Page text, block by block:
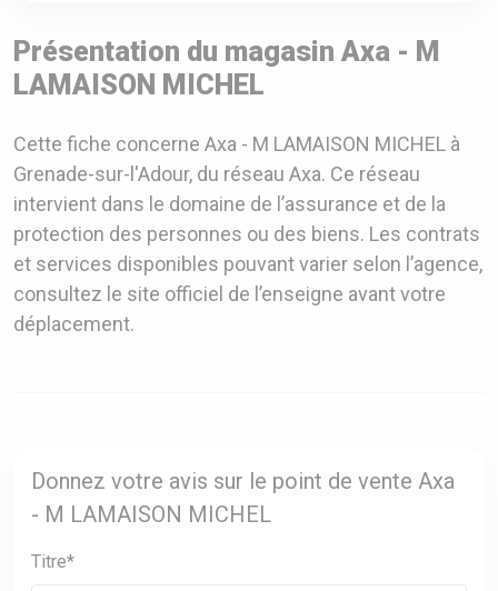
Présentation du magasin Axa - M
LAMAISON MICHEL
Cette fiche concerne Axa - M LAMAISON MICHEL à
Grenade-sur-l'Adour, du réseau Axa. Ce réseau
intervient dans le domaine de l’assurance et de la
protection des personnes ou des biens. Les contrats
et services disponibles pouvant varier selon l’agence,
consultez le site officiel de l’enseigne avant votre
déplacement.
Donnez votre avis sur le point de vente Axa
- M LAMAISON MICHEL
Titre*